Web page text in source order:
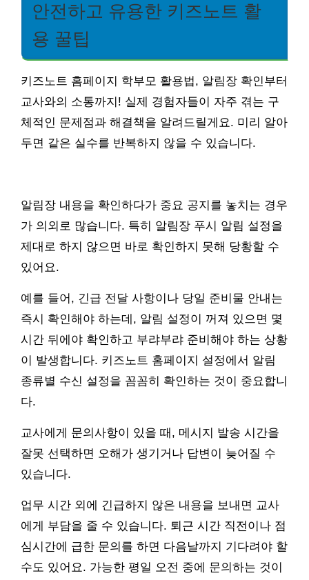
안전하고 유용한 키즈노트 활
용 꿀팁
키즈노트 홈페이지 학부모 활용법, 알림장 확인부터
교사와의 소통까지! 실제 경험자들이 자주 겪는 구
체적인 문제점과 해결책을 알려드릴게요. 미리 알아
두면 같은 실수를 반복하지 않을 수 있습니다.
알림장 내용을 확인하다가 중요 공지를 놓치는 경우
가 의외로 많습니다. 특히 알림장 푸시 알림 설정을
제대로 하지 않으면 바로 확인하지 못해 당황할 수
있어요.
예를 들어, 긴급 전달 사항이나 당일 준비물 안내는
즉시 확인해야 하는데, 알림 설정이 꺼져 있으면 몇
시간 뒤에야 확인하고 부랴부랴 준비해야 하는 상황
이 발생합니다. 키즈노트 홈페이지 설정에서 알림
종류별 수신 설정을 꼼꼼히 확인하는 것이 중요합니
다.
교사에게 문의사항이 있을 때, 메시지 발송 시간을
잘못 선택하면 오해가 생기거나 답변이 늦어질 수
있습니다.
업무 시간 외에 긴급하지 않은 내용을 보내면 교사
에게 부담을 줄 수 있습니다. 퇴근 시간 직전이나 점
심시간에 급한 문의를 하면 다음날까지 기다려야 할
수도 있어요. 가능한 평일 오전 중에 문의하는 것이